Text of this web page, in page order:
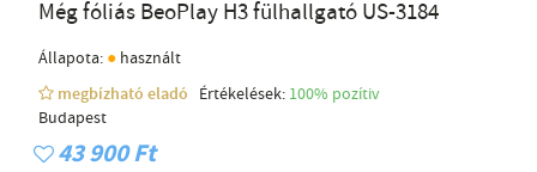
Még fóliás BeoPlay H3 fülhallgató US-3184
Állapota: ● használt
megbízható eladó
Értékelések: 100% pozítiv
Budapest
43 900 Ft